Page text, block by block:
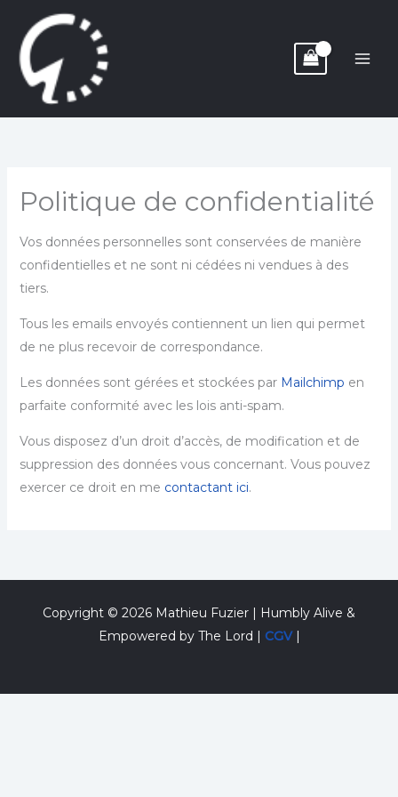
contenu
Politique de confidentialité
Vos données personnelles sont conservées de manière
confidentielles et ne sont ni cédées ni vendues à des
tiers.
Tous les emails envoyés contiennent un lien qui permet
de ne plus recevoir de correspondance.
Les données sont gérées et stockées par Mailchimp en
parfaite conformité avec les lois anti-spam.
Vous disposez d’un droit d’accès, de modification et de
suppression des données vous concernant. Vous pouvez
exercer ce droit en me contactant ici.
Copyright © 2026 Mathieu Fuzier | Humbly Alive &
Empowered by The Lord | CGV|